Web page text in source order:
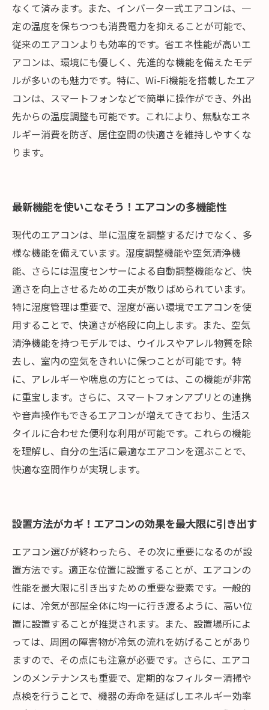
なくて済みます。また、インバーター式エアコンは、一
定の温度を保ちつつも消費電力を抑えることが可能で、
従来のエアコンよりも効率的です。省エネ性能が高いエ
アコンは、環境にも優しく、先進的な機能を備えたモデ
ルが多いのも魅力です。特に、Wi-Fi機能を搭載したエア
コンは、スマートフォンなどで簡単に操作ができ、外出
先からの温度調整も可能です。これにより、無駄なエネ
ルギー消費を防ぎ、居住空間の快適さを維持しやすくな
ります。
最新機能を使いこなそう！エアコンの多機能性
現代のエアコンは、単に温度を調整するだけでなく、多
様な機能を備えています。湿度調整機能や空気清浄機
能、さらには温度センサーによる自動調整機能など、快
適さを向上させるための工夫が散りばめられています。
特に湿度管理は重要で、湿度が高い環境でエアコンを使
用することで、快適さが格段に向上します。また、空気
清浄機能を持つモデルでは、ウイルスやアレル物質を除
去し、室内の空気をきれいに保つことが可能です。特
に、アレルギーや喘息の方にとっては、この機能が非常
に重宝します。さらに、スマートフォンアプリとの連携
や音声操作もできるエアコンが増えてきており、生活ス
タイルに合わせた便利な利用が可能です。これらの機能
を理解し、自分の生活に最適なエアコンを選ぶことで、
快適な空間作りが実現します。
設置方法がカギ！エアコンの効果を最大限に引き出す
エアコン選びが終わったら、その次に重要になるのが設
置方法です。適正な位置に設置することが、エアコンの
性能を最大限に引き出すための重要な要素です。一般的
には、冷気が部屋全体に均一に行き渡るように、高い位
置に設置することが推奨されます。また、設置場所によ
っては、周囲の障害物が冷気の流れを妨げることがあり
ますので、その点にも注意が必要です。さらに、エアコ
ンのメンテナンスも重要で、定期的なフィルター清掃や
点検を行うことで、機器の寿命を延ばしエネルギー効率